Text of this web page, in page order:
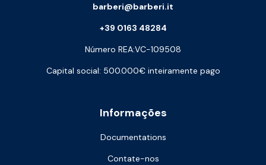
Informações
Documentations
Contate-nos
barberi@barberi.it
+39 0163 48284
Número REA:VC-109508
Capital social: 500.000€ inteiramente pago